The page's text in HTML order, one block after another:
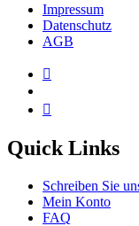
Impressum
Datenschutz
AGB
Quick Links
Schreiben Sie
Mein Konto
FAQ